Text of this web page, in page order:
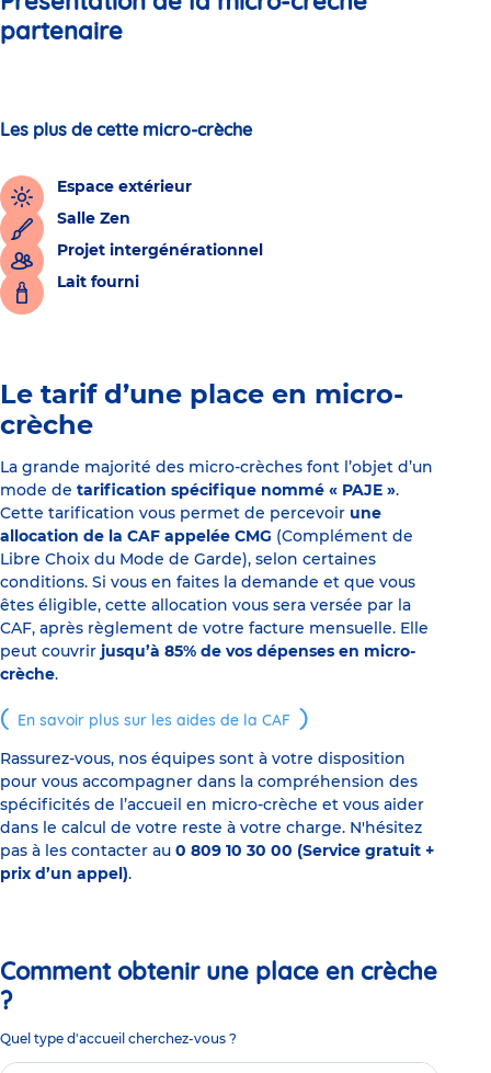
partenaire
Les plus de cette micro-crèche
Espace extérieur
Salle Zen
Projet intergénérationnel
Lait fourni
Le tarif d’une place en micro-
crèche
La grande majorité des micro-crèches font l’objet d’un
mode de tarification spécifique nommé « PAJE ».
Cette tarification vous permet de percevoir une
allocation de la CAF appelée CMG (Complément de
Libre Choix du Mode de Garde), selon certaines
conditions. Si vous en faites la demande et que vous
êtes éligible, cette allocation vous sera versée par la
CAF, après règlement de votre facture mensuelle. Elle
peut couvrir jusqu’à 85% de vos dépenses en micro-
crèche.
En savoir plus sur les aides de la CAF
Rassurez-vous, nos équipes sont à votre disposition
pour vous accompagner dans la compréhension des
spécificités de l’accueil en micro-crèche et vous aider
dans le calcul de votre reste à votre charge. N'hésitez
pas à les contacter au 0 809 10 30 00 (Service gratuit +
prix d’un appel).
Comment obtenir une place en crèche
?
Quel type d'accueil cherchez-vous ?